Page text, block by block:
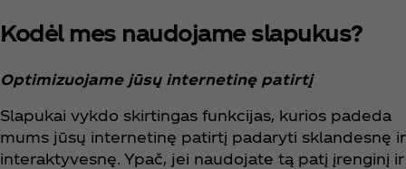
Kodėl mes naudojame slapukus?
Optimizuojame jūsų internetinę patirtį
Slapukai vykdo skirtingas funkcijas, kurios padeda
mums jūsų internetinę patirtį padaryti sklandesnę ir
interaktyvesnę. Ypač, jei naudojate tą patį įrenginį ir